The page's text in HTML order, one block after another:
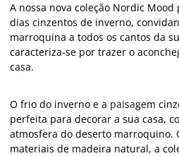
A nossa nova coleção Nordic
dias cinzentos de inverno,
marroquina a todos os cantos da
caracteriza-se por trazer o
casa.
O frio do inverno e a paisagem
perfeita para decorar a sua casa,
atmosfera do deserto marroquino.
materiais de madeira natural, a